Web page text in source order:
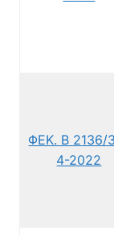
ΦΕΚ. Β 2136/
4-2022